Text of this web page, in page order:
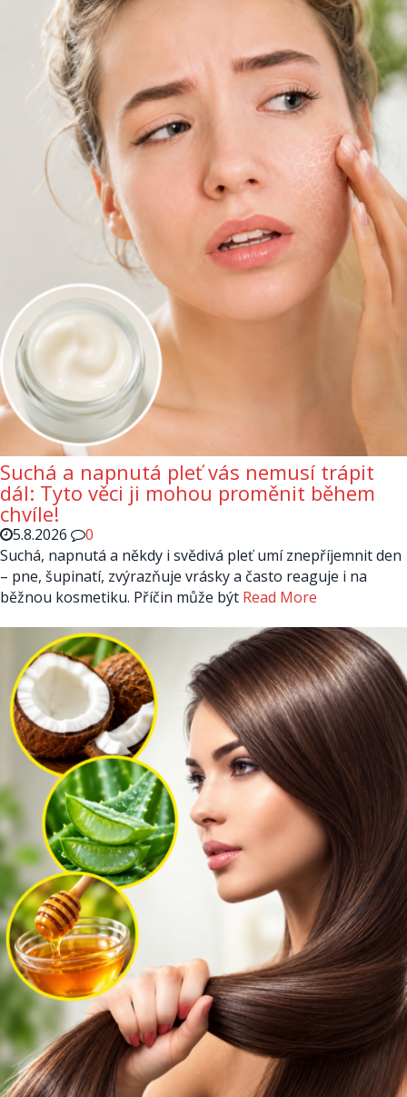
Suchá a napnutá pleť vás nemusí trápit
dál: Tyto věci ji mohou proměnit během
chvíle!
5.8.2026
0
Suchá, napnutá a někdy i svědivá pleť umí znepříjemnit den
– pne, šupinatí, zvýrazňuje vrásky a často reaguje i na
běžnou kosmetiku. Příčin může být Read More